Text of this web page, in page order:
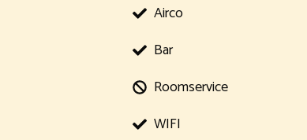
Airco
Bar
Roomservice
WIFI